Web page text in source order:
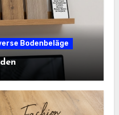
Bodenbeläge